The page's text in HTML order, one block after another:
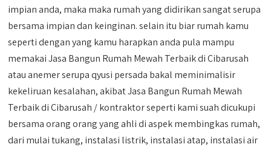
impian anda, maka maka rumah yang didirikan sangat serupa
bersama impian dan keinginan. selain itu biar rumah kamu
seperti dengan yang kamu harapkan anda pula mampu
memakai Jasa Bangun Rumah Mewah Terbaik di Cibarusah
atau anemer serupa qyusi persada bakal meminimalisir
kekeliruan kesalahan, akibat Jasa Bangun Rumah Mewah
Terbaik di Cibarusah / kontraktor seperti kami suah dicukupi
bersama orang orang yang ahli di aspek membingkas rumah,
dari mulai tukang, instalasi listrik, instalasi atap, instalasi air